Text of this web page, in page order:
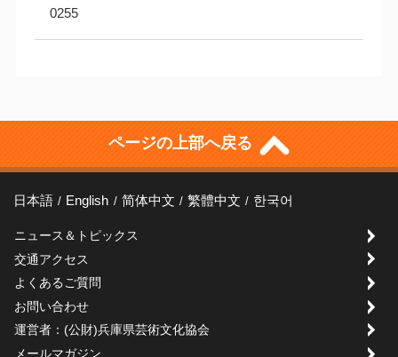
0255
ページの上部へ戻る
日本語 English 简体中文 繁體中文 한국어
ニュース＆トピックス
交通アクセス
よくあるご質問
お問い合わせ
運営者：(公財)兵庫県芸術文化協会
メールマガジン